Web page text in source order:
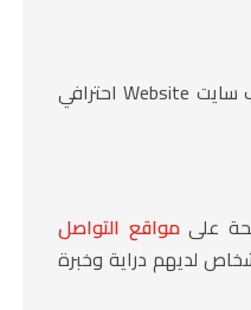
في الغالب يلجأ أصحاب الأعمال إلى الشركات المتخصصة في تصميم مواقع شركات؛ لبناء ويب سايت Website احترافي
علىمواقع التواصل
لديهم دراية وخبرة